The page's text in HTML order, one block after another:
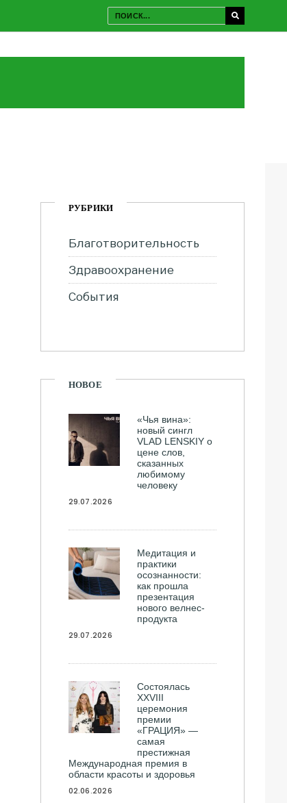
РУБРИКИ
Благотворительность
Здравоохранение
События
НОВОЕ
«Чья вина»:
новый сингл
VLAD LENSKIY о
цене слов,
сказанных
любимому
человеку
29.07.2026
Медитация и
практики
осознанности:
как прошла
презентация
нового велнес-
продукта
29.07.2026
Состоялась
ХXVIII
церемония
премии
«ГРАЦИЯ» —
самая
престижная
Международная премия в
области красоты и здоровья
02.06.2026